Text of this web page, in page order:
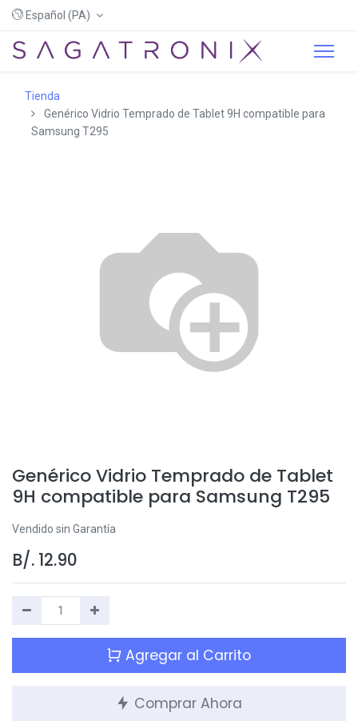
Español (PA)
Tienda
Genérico Vidrio Temprado de Tablet 9H compatible para
Samsung T295
Genérico Vidrio Temprado de Tablet
9H compatible para Samsung T295
Vendido sin Garantía
B/. 12.90
Agregar al Carrito
Comprar Ahora